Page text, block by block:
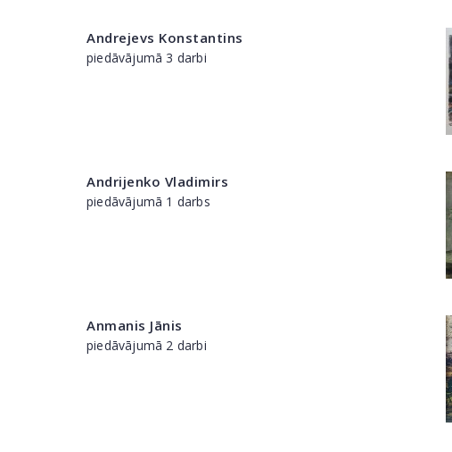
Andrejevs Konstantins
piedāvājumā 3 darbi
Andrijenko Vladimirs
piedāvājumā 1 darbs
Anmanis Jānis
piedāvājumā 2 darbi